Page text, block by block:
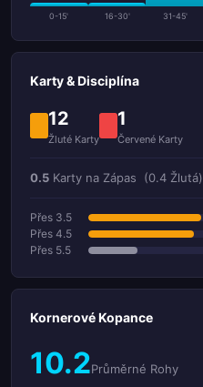
0-15' 16-30' 31-45'
Karty & Disciplína
12
Žluté Karty
1
Červené Karty
0.5 Karty na Zápas (0.4 Žlutá)
Přes 3.5
Přes 4.5
Přes 5.5
Kornerové Kopance
10.2Průměrné Rohy